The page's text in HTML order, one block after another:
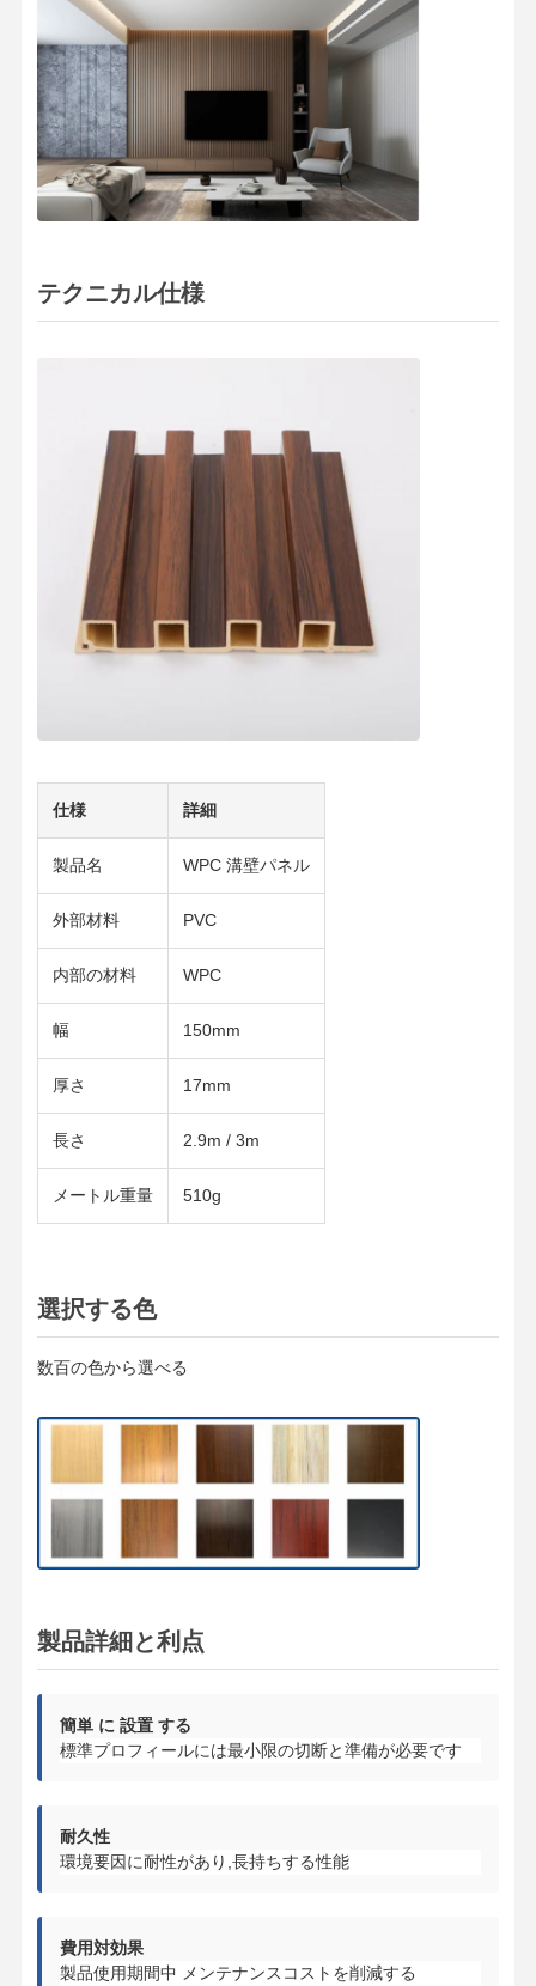
会社案内 お問い合わせ
すべての場合 今雑談しなさ
装飾用PVC壁パネル
外壁パネル
壁パネル
竹繊維壁パネル
音響の壁パネル
ポーセリンウォールパネル
テクニカル仕様
仕様 詳細
製品名 WPC 溝壁パネル
外部材料 PVC
内部の材料 WPC
幅 150mm
厚さ 17mm
長さ 2.9m / 3m
メートル重量 510g
選択する色
数百の色から選べる
製品詳細と利点
簡単 に 設置 する
標準プロフィールには最小限の切断と準備が必要です
耐久性
環境要因に耐性があり,長持ちする性能
費用対効果
製品使用期間中 メンテナンスコストを削減する